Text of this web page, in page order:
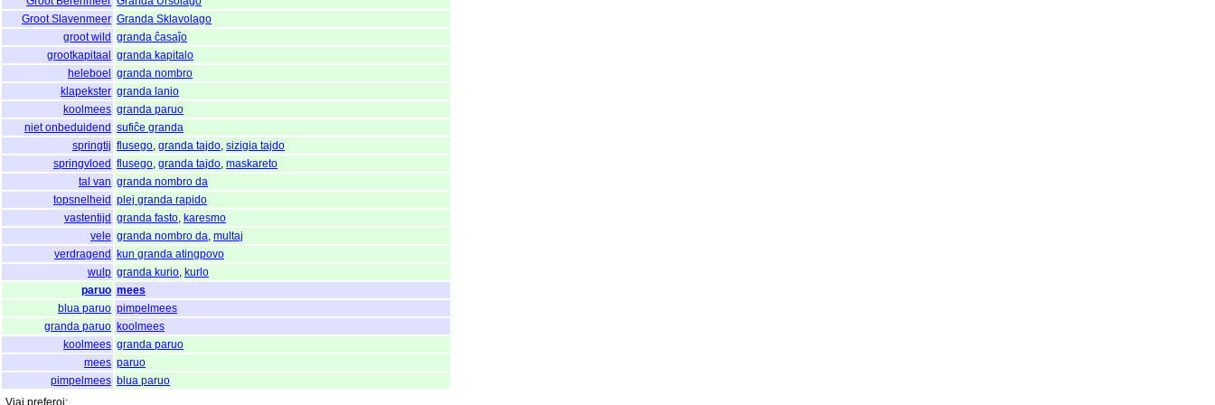
Groot Slavenmeer Granda Sklavolago
groot wild granda ĉasaĵo
grootkapitaal granda kapitalo
heleboel granda nombro
klapekster granda lanio
koolmees granda paruo
niet onbeduidend sufiĉe granda
springtij flusego granda tajdo sizigia tajdo
springvloed flusego granda tajdo maskareto
tal van granda nombro da
topsnelheid plej granda rapido
vastentijd granda fasto karesmo
vele granda nombro da multaj
verdragend kun granda atingpovo
wulp granda kurio kurlo
paruo mees
blua paruo pimpelmees
granda paruo koolmees
koolmees granda paruo
mees paruo
pimpelmees blua paruo
Viaj preferoj: